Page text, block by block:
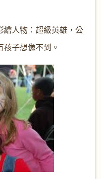
繪人物：超級英雄，公
子想像不到。